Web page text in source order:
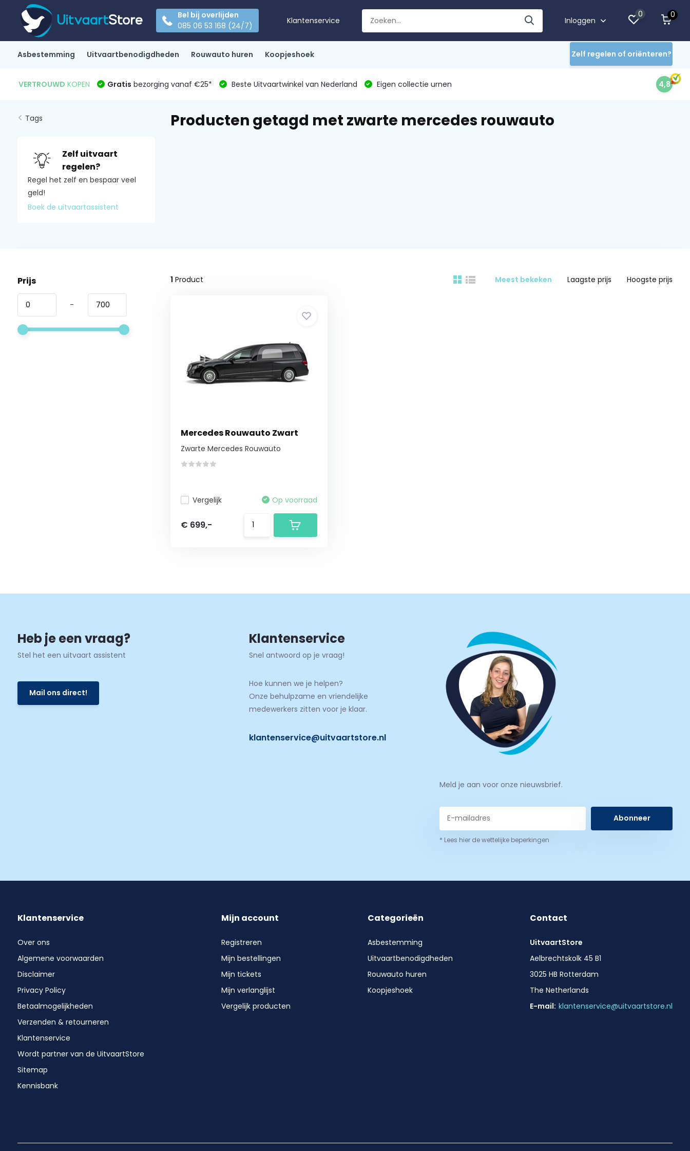
Bel bij overlijden
085 06 53 168 (24/7)
Klantenservice Inloggen
0 0
Asbestemming Uitvaartbenodigdheden Rouwauto huren Koopjeshoek Zelf regelen of oriënteren?
VERTROUWD KOPEN Gratis bezorging vanaf €25* Beste Uitvaartwinkel van Nederland Eigen collectie urnen 4,8
Tags
Zelf uitvaart
regelen?
Regel het zelf en bespaar veel
geld!
Boek de uitvaartassistent
Producten getagd met zwarte mercedes rouwauto
Prijs
-
1 Product Meest bekeken Laagste prijs Hoogste prijs
Mercedes Rouwauto Zwart
Zwarte Mercedes Rouwauto
Vergelijk Op voorraad
€ 699,-
Heb je een vraag?
Stel het een uitvaart assistent
Mail ons direct!
Klantenservice
Snel antwoord op je vraag!
Hoe kunnen we je helpen?
Onze behulpzame en vriendelijke
medewerkers zitten voor je klaar.
klantenservice@uitvaartstore.nl
Meld je aan voor onze nieuwsbrief.
Abonneer
* Lees hier de wettelijke beperkingen
Klantenservice
Over ons
Algemene voorwaarden
Disclaimer
Privacy Policy
Betaalmogelijkheden
Verzenden & retourneren
Klantenservice
Wordt partner van de UitvaartStore
Sitemap
Kennisbank
Mijn account
Registreren
Mijn bestellingen
Mijn tickets
Mijn verlanglijst
Vergelijk producten
Categorieën
Asbestemming
Uitvaartbenodigdheden
Rouwauto huren
Koopjeshoek
Contact
UitvaartStore
Aelbrechtskolk 45 B1
3025 HB Rotterdam
The Netherlands
E-mail: klantenservice@uitvaartstore.nl